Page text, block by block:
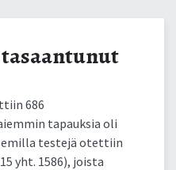
686
tapauksia oli
testejä otettiin
yht. 1586), joista